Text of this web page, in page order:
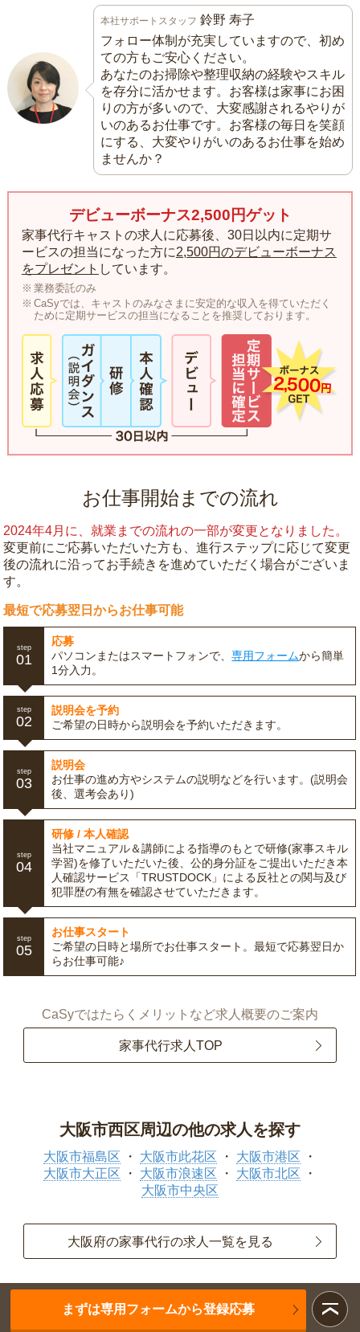
本社サポートスタッフ 鈴野 寿子
フォロー体制が充実していますので、初め
ての方もご安心ください。
あなたのお掃除や整理収納の経験やスキル
を存分に活かせます。お客様は家事にお困
りの方が多いので、大変感謝されるやりが
いのあるお仕事です。お客様の毎日を笑顔
にする、大変やりがいのあるお仕事を始め
ませんか？
デビューボーナス2,500円ゲット
家事代行キャストの求人に応募後、30日以内に定期サ
ービスの担当になった方に2,500円のデビューボーナス
をプレゼント しています。
業務委託のみ
CaSyでは、キャストのみなさまに安定的な収入を得ていただく
ために定期サービスの担当になることを推奨しております。
お仕事開始までの流れ
2024年4月に、就業までの流れの一部が変更となりました。
変更前にご応募いただいた方も、進行ステップに応じて変更
後の流れに沿ってお手続きを進めていただく場合がございま
す。
最短で応募翌日からお仕事可能
step
01
応募
パソコンまたはスマートフォンで、専用フォームから簡単
1分入力。
step
02
説明会を予約
ご希望の日時から説明会を予約いただきます。
step
03
説明会
お仕事の進め方やシステムの説明などを行います。(説明会
後、選考会あり)
step
04
研修 / 本人確認
当社マニュアル＆講師による指導のもとで研修(家事スキル
学習)を修了いただいた後、公的身分証をご提出いただき本
人確認サービス「TRUSTDOCK」による反社との関与及び
犯罪歴の有無を確認させていただきます。
step
05
お仕事スタート
ご希望の日時と場所でお仕事スタート。最短で応募翌日か
らお仕事可能♪
CaSyではたらくメリットなど求人概要のご案内
家事代行求人TOP
大阪市西区周辺の他の求人を探す
大阪市福島区 大阪市此花区
大阪市港区
大阪市大正区
大阪市浪速区
大阪市北区
大阪市中央区
大阪府の家事代行の求人一覧を見る
まずは専用フォームから登録応募